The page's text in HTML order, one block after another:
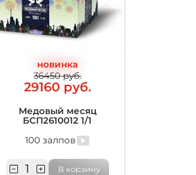
новинка
36450 руб.
29160 руб.
Медовый месяц
БСП2610012 1/1
100 залпов
В корзину